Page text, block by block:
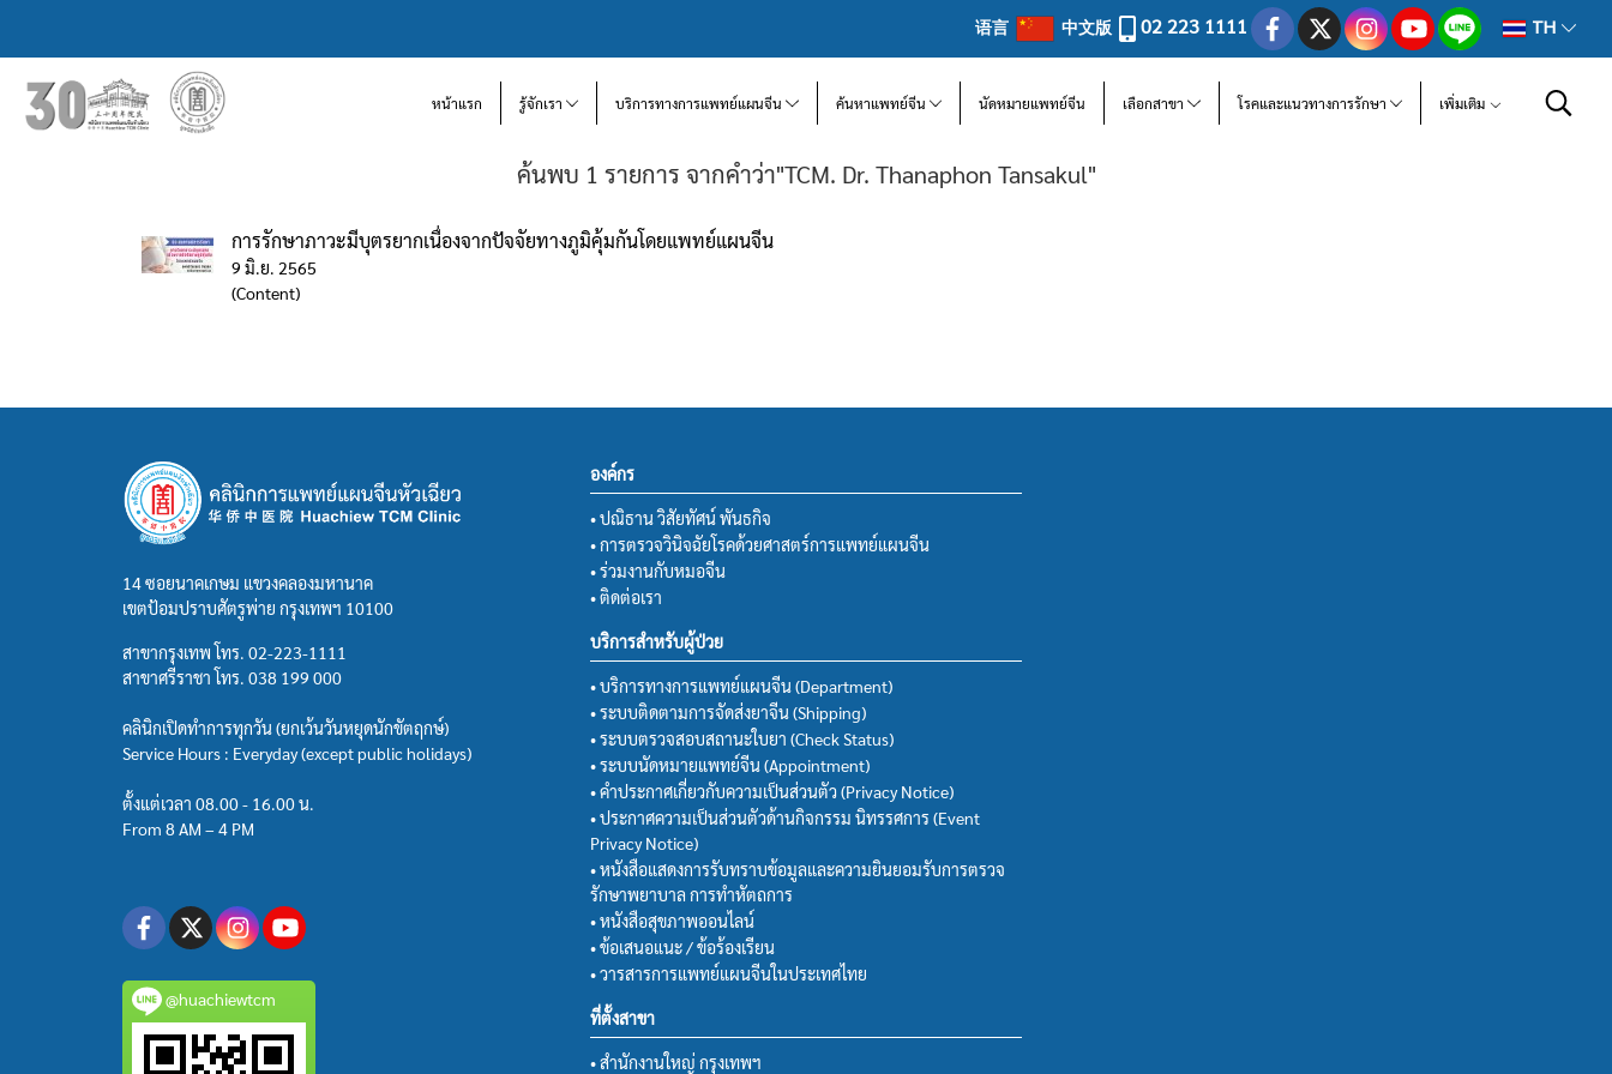
语言 中文版 02 223 1111 TH
หน้าแรก รู้จักเรา บริการทางการแพทย์แผนจีน ค้นหาแพทย์จีน นัดหมายแพทย์จีน เลือกสาขา โรคและแนวทางการรักษา เพิ่มเติม
ค้นพบ 1 รายการ จากคำว่า"TCM. Dr. Thanaphon Tansakul"
การรักษาภาวะมีบุตรยากเนื่องจากปัจจัยทางภูมิคุ้มกันโดยแพทย์แผนจีน
9 มิ.ย. 2565
(Content)
14 ซอยนาคเกษม แขวงคลองมหานาค
เขตป้อมปราบศัตรูพ่าย กรุงเทพฯ 10100
สาขากรุงเทพ โทร. 02-223-1111
สาขาศรีราชา โทร. 038 199 000
คลินิกเปิดทำการทุกวัน (ยกเว้นวันหยุดนักขัตฤกษ์)
Service Hours : Everyday (except public holidays)
ตั้งแต่เวลา 08.00 - 16.00 น.
From 8 AM – 4 PM
@huachiewtcm
องค์กร
• ปณิธาน วิสัยทัศน์ พันธกิจ
• การตรวจวินิจฉัยโรคด้วยศาสตร์การแพทย์แผนจีน
• ร่วมงานกับหมอจีน
• ติดต่อเรา
บริการสำหรับผู้ป่วย
• บริการทางการแพทย์แผนจีน (Department)
• ระบบติดตามการจัดส่งยาจีน (Shipping)
• ระบบตรวจสอบสถานะใบยา (Check Status)
• ระบบนัดหมายแพทย์จีน (Appointment)
• คำประกาศเกี่ยวกับความเป็นส่วนตัว (Privacy Notice)
• ประกาศความเป็นส่วนตัวด้านกิจกรรม นิทรรศการ (Event
Privacy Notice)
• หนังสือแสดงการรับทราบข้อมูลและความยินยอมรับการตรวจ
รักษาพยาบาล การทำหัตถการ
• หนังสือสุขภาพออนไลน์
• ข้อเสนอแนะ / ข้อร้องเรียน
• วารสารการแพทย์แผนจีนในประเทศไทย
ที่ตั้งสาขา
• สำนักงานใหญ่ กรุงเทพฯ